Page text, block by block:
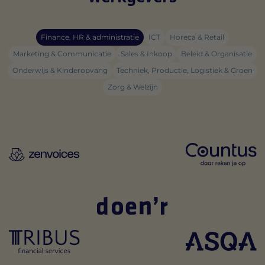
Finance, HR & administratie ICT
Horeca & Retail
Marketing & Communicatie
Sales & Inkoop
Beleid & Organisatie
Onderwijs & Kinderopvang
Techniek, Productie, Logistiek & Groen
Zorg & Welzijn